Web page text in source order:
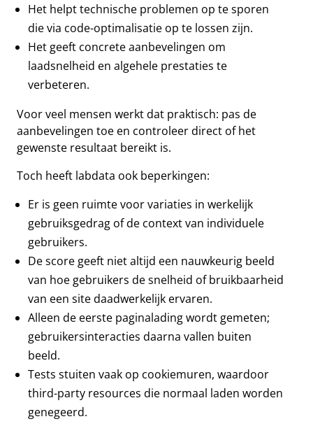
Het helpt technische problemen op te sporen
die via code-optimalisatie op te lossen zijn.
Het geeft concrete aanbevelingen om
laadsnelheid en algehele prestaties te
verbeteren.
Voor veel mensen werkt dat praktisch: pas de
aanbevelingen toe en controleer direct of het
gewenste resultaat bereikt is.
Toch heeft labdata ook beperkingen:
Er is geen ruimte voor variaties in werkelijk
gebruiksgedrag of de context van individuele
gebruikers.
De score geeft niet altijd een nauwkeurig beeld
van hoe gebruikers de snelheid of bruikbaarheid
van een site daadwerkelijk ervaren.
Alleen de eerste paginalading wordt gemeten;
gebruikersinteracties daarna vallen buiten
beeld.
Tests stuiten vaak op cookiemuren, waardoor
third-party resources die normaal laden worden
genegeerd.